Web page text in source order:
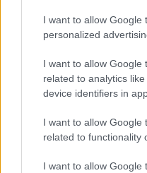
I want to allow Google
personalized
I want to allow Google
related to analytics
device identifiers in
I want to allow Google
related to functionality
I want to allow Google
ügyvédünket sem hatalmaztuk
Kérjük a tisztelt
megértését.
Budapest, 2013.11.15.